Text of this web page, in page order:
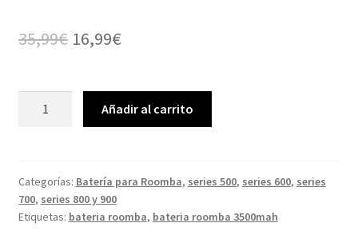
35,99€ El
original
era:
16,99€El
actual
es:
3500mAh)
para
Roomba
Añadir al carrito
Categorías: Batería para Roomba, series 500, series 600, series
700, series 800 y 900
Etiquetas: bateria roomba, bateria roomba 3500mah